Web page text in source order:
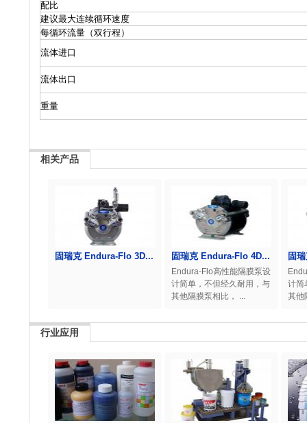
配比
建议最大连续循环速度
每循环流量（双行程）
流体进口
流体出口
重量
相关产品
固瑞克 Endura-Flo 3D... 固瑞克 Endura-Flo 4D...
Endura-Flo高性能隔膜泵设
计简单，不但经久耐用，与
其他隔膜泵相比， ...
固
计简
其他
行业应用